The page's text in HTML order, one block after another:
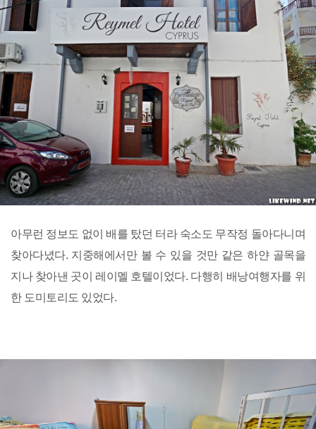
아무런 정보도 없이 배를 탔던 터라 숙소도 무작정 돌아다니며
찾아다녔다. 지중해에서만 볼 수 있을 것만 같은 하얀 골목을
지나 찾아낸 곳이 레이멜 호텔이었다. 다행히 배낭여행자를 위
한 도미토리도 있었다.